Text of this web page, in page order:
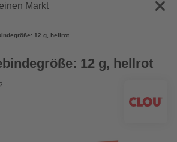
Markt
12 g, hellrot
12 g, hellrot